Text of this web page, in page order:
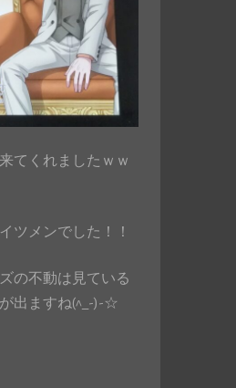
てくれましたｗｗ
ツメンでした！！
の不動は見ている
出ますね(^_-)-☆